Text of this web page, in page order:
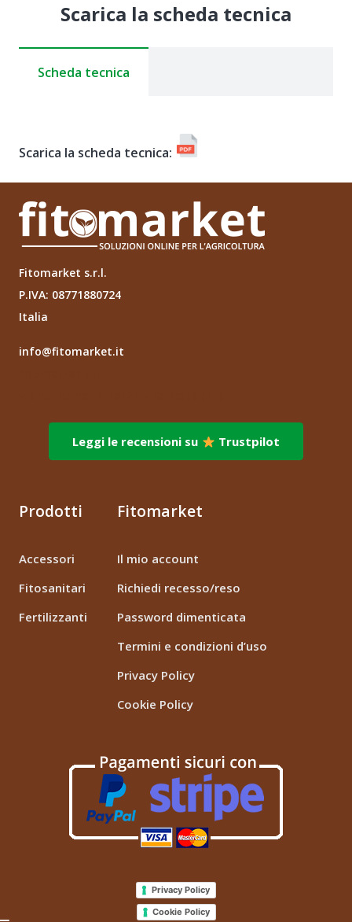
Scarica la scheda tecnica
Scheda tecnica
Scarica la scheda tecnica:
Fitomarket s.r.l.
P.IVA: 08771880724
Italia
info@fitomarket.it
Leggi le recensioni su Trustpilot
Prodotti
Accessori
Fitosanitari
Fertilizzanti
Fitomarket
Il mio account
Richiedi recesso/reso
Password dimenticata
Termini e condizioni d’uso
Privacy Policy
Cookie Policy
Privacy Policy
Cookie Policy